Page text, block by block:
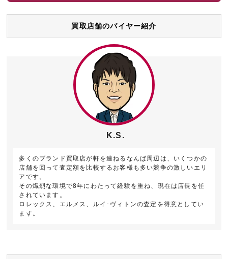
買取店舗のバイヤー紹介
K.S.
多くのブランド買取店が軒を連ねるなんば周辺は、いくつかの
店舗を回って査定額を比較するお客様も多い競争の激しいエリ
アです。
その熾烈な環境で8年にわたって経験を重ね、現在は店長を任
されています。
ロレックス、エルメス、ルイ･ヴィトンの査定を得意としてい
ます。